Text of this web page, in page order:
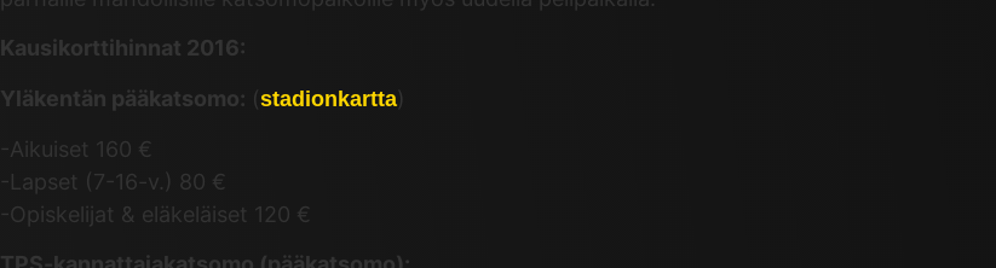
Kausikorttihinnat 2016:
Yläkentän pääkatsomo: (stadionkartta)
-Aikuiset 160 €
-Lapset (7-16-v.) 80 €
-Opiskelijat & eläkeläiset 120 €